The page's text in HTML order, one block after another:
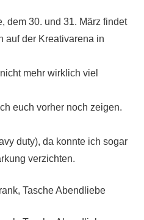
dem 30. und 31. März findet
auf der Kreativarena in
mehr wirklich viel
euch vorher noch zeigen.
duty), da konnte ich sogar
verzichten.